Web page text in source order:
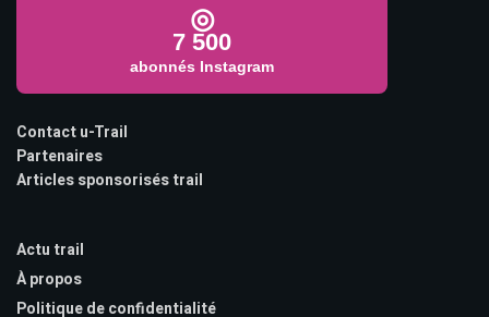
◎
7 500
abonnés Instagram
Contact u-Trail
Partenaires
Articles sponsorisés trail
Actu trail
À propos
Politique de confidentialité